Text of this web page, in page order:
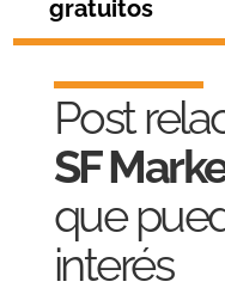
gratuitos
Post
SF
que
interés